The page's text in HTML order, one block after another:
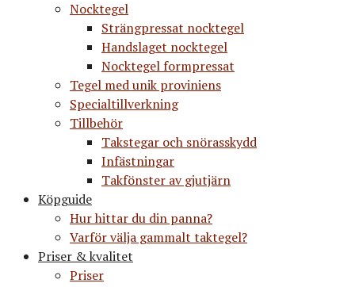
Nocktegel
Strängpressat nocktegel
Handslaget nocktegel
Nocktegel formpressat
Tegel med unik proviniens
Specialtillverkning
Tillbehör
Takstegar och snörasskydd
Infästningar
Takfönster av gjutjärn
Köpguide
Hur hittar du din panna?
Varför välja gammalt taktegel?
Priser & kvalitet
Priser